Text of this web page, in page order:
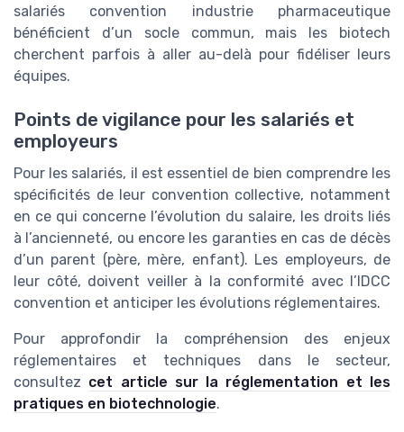
salariés convention industrie pharmaceutique
bénéficient d’un socle commun, mais les biotech
cherchent parfois à aller au-delà pour fidéliser leurs
équipes.
Points de vigilance pour les salariés et
employeurs
Pour les salariés, il est essentiel de bien comprendre les
spécificités de leur convention collective, notamment
en ce qui concerne l’évolution du salaire, les droits liés
à l’ancienneté, ou encore les garanties en cas de décès
d’un parent (père, mère, enfant). Les employeurs, de
leur côté, doivent veiller à la conformité avec l’IDCC
convention et anticiper les évolutions réglementaires.
Pour approfondir la compréhension des enjeux
réglementaires et techniques dans le secteur,
consultez cet article sur la réglementation et les
pratiques en biotechnologie.